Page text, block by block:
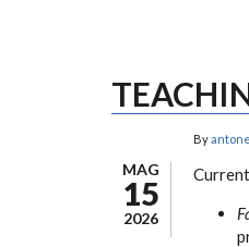
MAG
15
2026
By
Current